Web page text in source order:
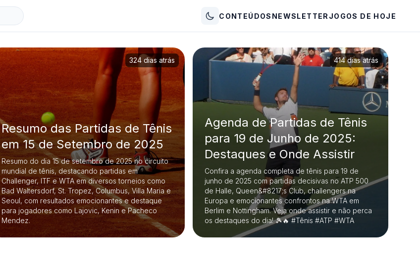
CONTEÚDOS NEWSLETTER JOGOS DE HOJE
Resumo das Partidas de Tênis
em 15 de Setembro de 2025
Resumo do dia 15 de setembro de 2025 no circuito
mundial de tênis, destacando partidas em
Challenger, ITF e WTA em diversos torneios como
Bad Waltersdorf, St. Tropez, Columbus, Villa Maria e
Seoul, com resultados emocionantes e destaque
para jogadores como Lajovic, Kenin e Pacheco
Mendez.
324 dias atrás
Agenda de Partidas de Tênis
para 19 de Junho de 2025:
Destaques e Onde Assistir
Confira a agenda completa de tênis para 19 de
junho de 2025 com partidas decisivas no ATP 500
de Halle, Queen&#8217;s Club, challengers na
Europa e emocionantes confrontos na WTA em
Berlim e Nottingham. Veja onde assistir e não perca
os destaques do dia! 🎾🔥 #Tênis #ATP #WTA
414 dias atrás